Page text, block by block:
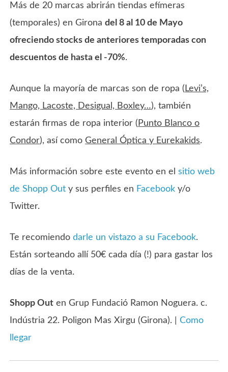
Más de 20 marcas abrirán tiendas efímeras
(temporales) en Gironadel 8 al 10 de Mayo
ofreciendo stocks de anteriores temporadas con
descuentos de hasta el -70%.
Aunque la mayoría de marcas son de ropa ( Levi’s,
Mango, Lacoste, Desigual, Boxley…), también
estarán firmas de ropa interior ( Punto Blanco o
Condor), así comoGeneral Óptica y Eurekakids.
Más información sobre este evento en elsitio web
de Shopp Out y sus perfiles en Facebook y/o
Twitter.
Te recomiendodarle un vistazo a su Facebook.
Están sorteando allí 50€ cada día (!) para gastar los
días de la venta.
Shopp Out en Grup Fundació Ramon Noguera. c.
Indústria 22. Poligon Mas Xirgu (Girona). |Como
llegar